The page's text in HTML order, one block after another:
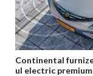
Continental
ul electric